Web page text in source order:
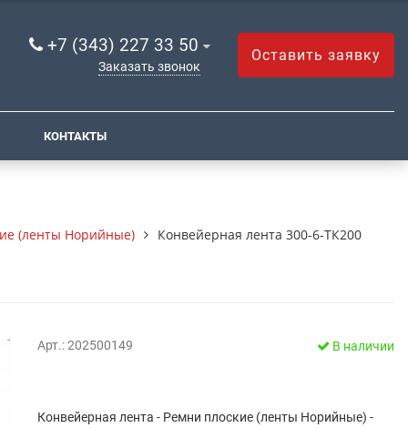
+7 (343) 227 33 50
Заказать звонок
Оставить заявку
КОНТАКТЫ
(ленты Норийные) Конвейерная лента 300-6-ТК200
Арт.: 202500149 В наличии
Конвейерная лента - Ремни плоские (ленты Норийные) -